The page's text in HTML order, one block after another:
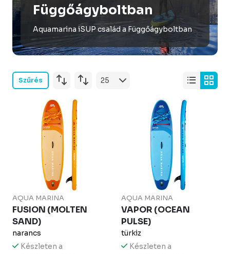
Függőágyboltban
Aquamarina iSUP család a Függőágyboltban
Szűrés
AQUA MARINA
FUSION (MOLTEN
SAND)
narancs
Készleten a
AQUA MARINA
VAPOR (OCEAN
PULSE)
türkiz
Készleten a